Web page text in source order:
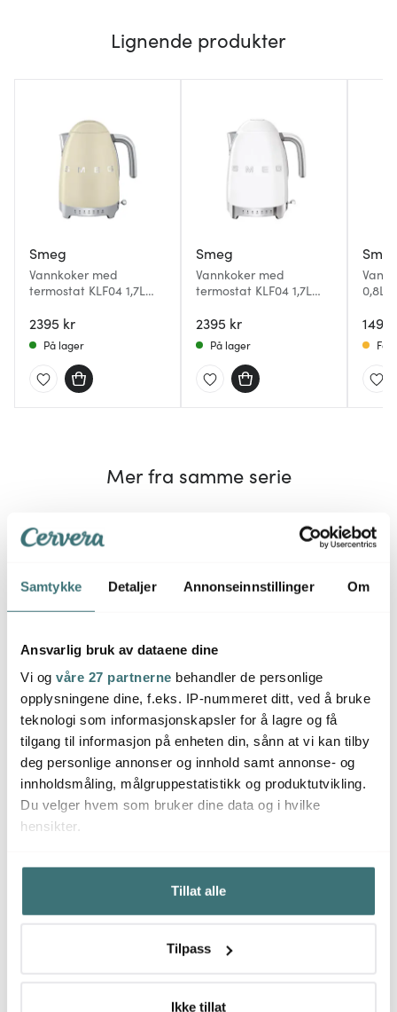
Samtykke Detaljer Annonseinnstillinger Om
Ansvarlig bruk av dataene dine
Vi og våre 27 partnerne behandler de personlige
opplysningene dine, f.eks. IP-nummeret ditt, ved å bruke
teknologi som informasjonskapsler for å lagre og få
tilgang til informasjon på enheten din, sånn at vi kan tilby
deg personlige annonser og innhold samt annonse- og
innholdsmåling, målgruppestatistikk og produktutvikling.
Du velger hvem som bruker dine data og i hvilke
hensikter.
Hvis du gir oss lov, vil vi også gjerne:
Innhente informasjon om den geografiske
beliggenheten din, som kan være nøyaktig innenfor
Identifisere enheten din ved å aktivt skanne den for
kan du lese om hvordan dine personlige
Tillat alle
Tilpass
Ikke tillat
Lignende produkter
Smeg
Vannkoker med
termostat KLF04 1,7L
2395 kr
På lager
Smeg
Vannkoker med
termostat KLF04 1,7L
2395 kr
På lager
0,8L
1495
Få
Mer fra samme serie
Smeg
Kaffetrakter DCF02 1,4L
moonlight
2695 kr
På lager
Smeg
Brødrister 2 skiver TSF01
moonlight
2395 kr
På lager
Du kanskje også liker